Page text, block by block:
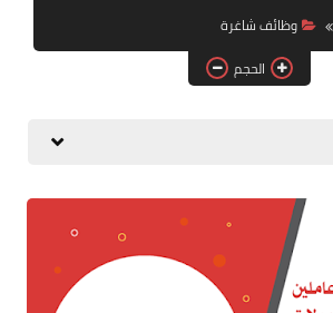
وظائف شاغرة
الحجم